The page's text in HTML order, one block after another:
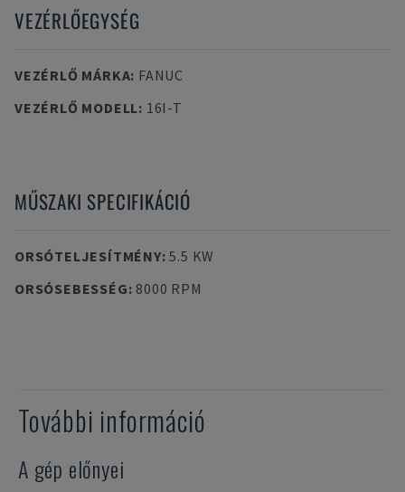
VEZÉRLŐEGYSÉG
VEZÉRLŐ MÁRKA: FANUC
VEZÉRLŐ MODELL: 16I-T
MŰSZAKI SPECIFIKÁCIÓ
ORSÓTELJESÍTMÉNY:5.5 KW
ORSÓSEBESSÉG: 8000 RPM
További információ
A gép előnyei